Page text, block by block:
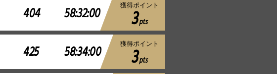
404 58:32:00 獲得ポイント
3pts
425 58:34:00 獲得ポイント
3pts